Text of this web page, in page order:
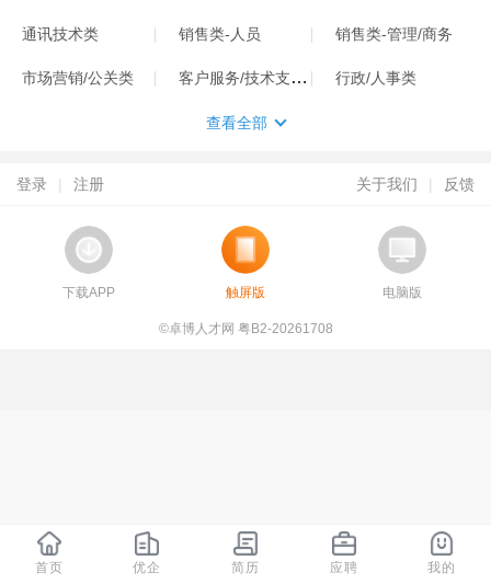
通讯技术类 销售类-人员 销售类-管理/商务
市场营销/公关类 客户服务/技术支持类 行政/人事类
查看全部
登录 | 注册 关于我们 | 反馈
下载APP 触屏版 电脑版
©卓博人才网 粤B2-20261708
首页 优企 简历 应聘 我的